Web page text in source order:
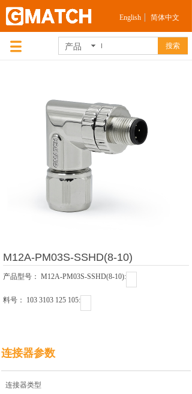
English 简体中文
产品 搜索
M12A-PM03S-SSHD(8-10)
产品型号： M12A-PM03S-SSHD(8-10)ㅤㅤㅤㅤㅤㅤㅤㅤㅤㅤㅤㅤ:
料号： 103 3103 125 105ㅤㅤㅤㅤㅤㅤㅤㅤㅤㅤㅤ:
连接器参数
连接器类型